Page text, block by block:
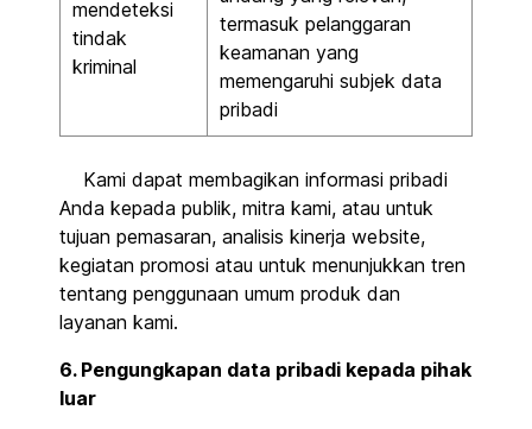
mendeteksi
tindak
kriminal
termasuk pelanggaran
keamanan yang
memengaruhi subjek data
pribadi
Kami dapat membagikan informasi pribadi
Anda kepada publik, mitra kami, atau untuk
tujuan pemasaran, analisis kinerja website,
kegiatan promosi atau untuk menunjukkan tren
tentang penggunaan umum produk dan
layanan kami.
6. Pengungkapan data pribadi kepada pihak
luar